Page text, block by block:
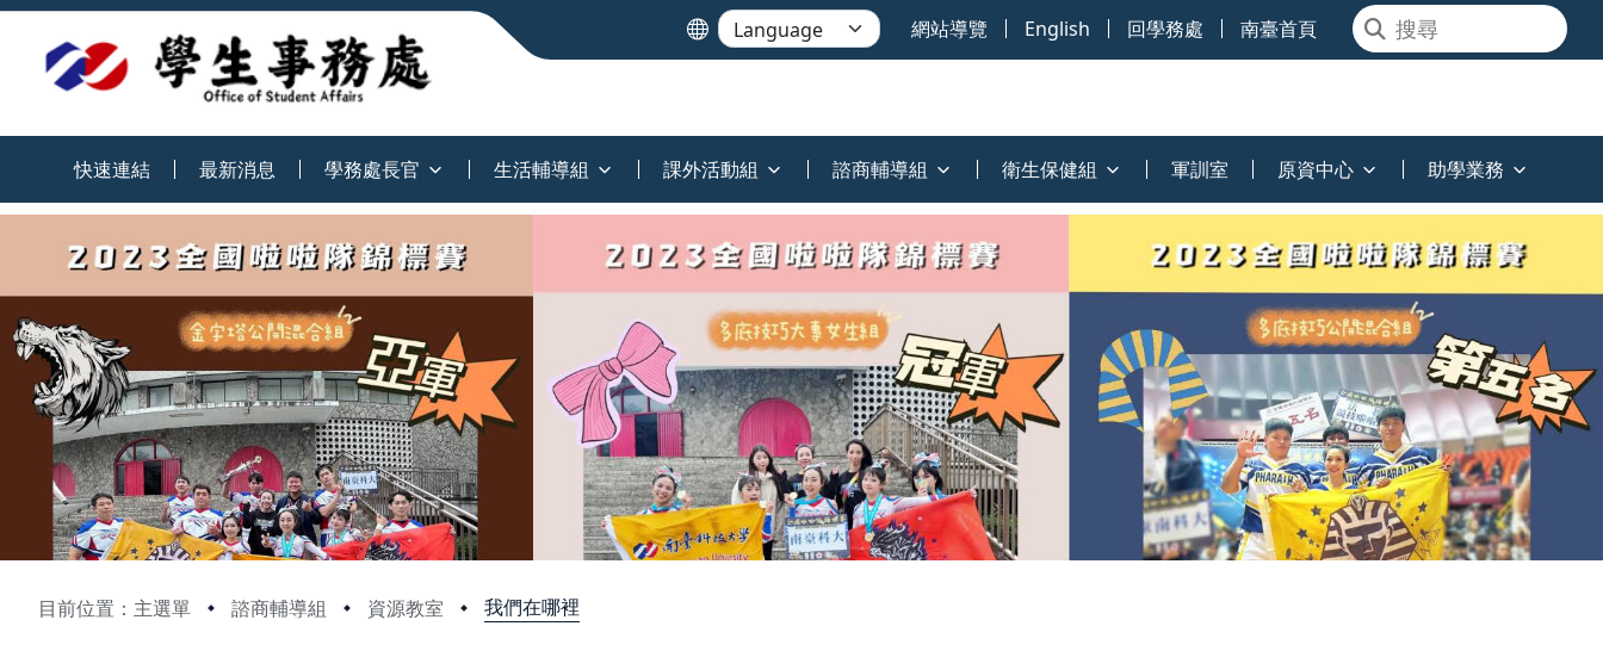
網站導覽 English 回學務處 南臺首頁
快速連結 最新消息 學務處長官 生活輔導組 課外活動組 諮商輔導組 衛生保健組 軍訓室 原資中心 助學業務
目前位置：主選單 諮商輔導組 資源教室 我們在哪裡